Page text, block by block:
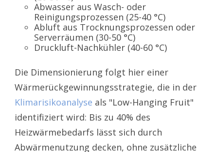
Abwasser aus Wasch- oder
Reinigungsprozessen (25-40 °C)
Abluft aus Trocknungsprozessen oder
Serverräumen (30-50 °C)
Druckluft-Nachkühler (40-60 °C)
Die Dimensionierung folgt hier einer
Wärmerückgewinnungsstrategie, die in der
Klimarisikoanalyse als "Low-Hanging Fruit"
identifiziert wird: Bis zu 40% des
Heizwärmebedarfs lässt sich durch
Abwärmenutzung decken, ohne zusätzliche